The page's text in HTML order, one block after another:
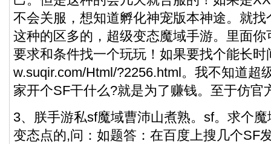
不会关服，想知道孵化神宠版本神途。就
这种的区多的，超级变态魔域手游。里面
要求和条件找一个玩玩！如果要找个能长时
w.suqir.com/Html/?2256.html。我不知道超
家开个SF干什么?就是为了赚钱。至于仿官
3、朕手游私sf魔域曹沛山煮熟。sf。求个
变态点的,问：如题答：在百度上搜几个SF